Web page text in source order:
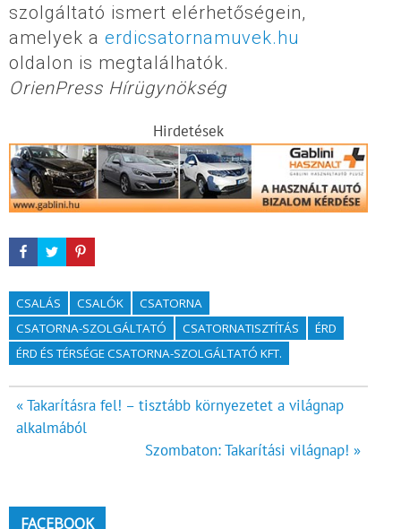
szolgáltató ismert elérhetőségein,
amelyek a erdicsatornamuvek.hu
oldalon is megtalálhatók.
OrienPress Hírügynökség
Hirdetések
CSALÁS CSALÓK
CSATORNA
CSATORNA-SZOLGÁLTATÓ
CSATORNATISZTÍTÁS
ÉRD
ÉRD ÉS TÉRSÉGE CSATORNA-SZOLGÁLTATÓ KFT.
Bejegyzés
navigáció
« Takarításra fel! – tisztább környezetet a világnap
alkalmából
Szombaton: Takarítási világnap! »
FACEBOOK